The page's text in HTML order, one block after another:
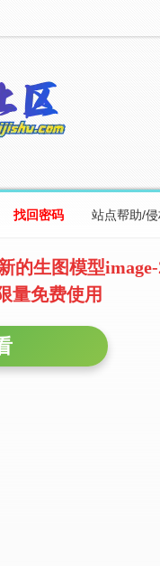
找回密码 站点帮助/
的生图模型
量免费使用